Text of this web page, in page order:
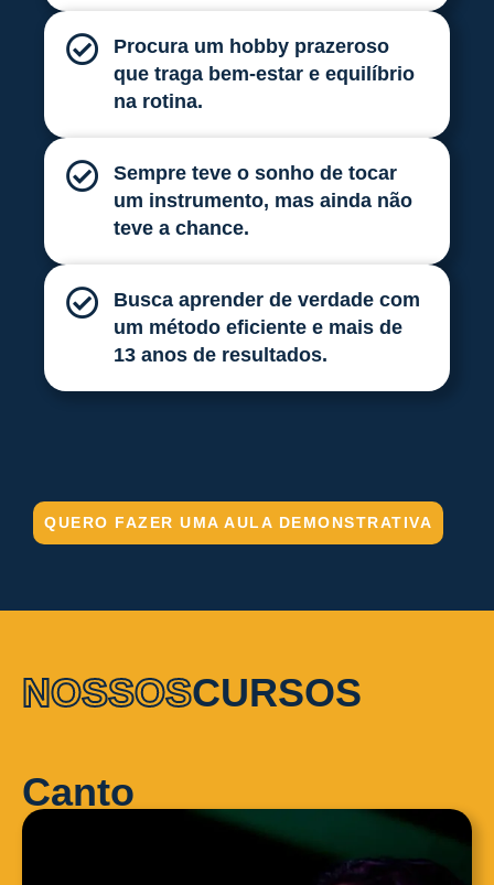
Procura um hobby prazeroso
que traga bem-estar e equilíbrio
na rotina.
Sempre teve o sonho de tocar
um instrumento, mas ainda não
teve a chance.
Busca aprender de verdade com
um método eficiente e mais de
13 anos de resultados.
QUERO FAZER UMA AULA DEMONSTRATIVA
NOSSOSCURSOS
Canto